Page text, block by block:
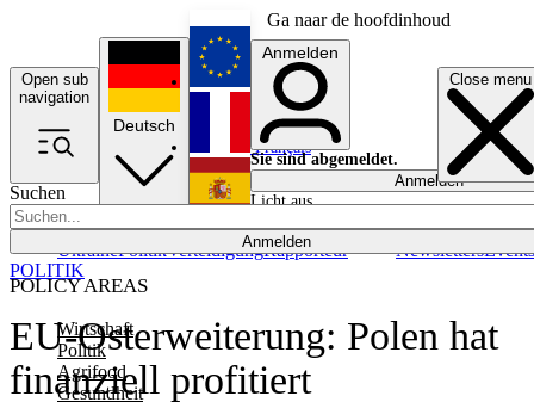
Ga naar de hoofdinhoud
Open sub
navigation
Close menu
Suchen
Anmelden
POLICY AREAS
Wirtschaft
Politik
Agrifood
Gesundheit
UkrainePolitikVerteidigungRapporteur NewslettersEvents
Deutsch
English
Français
Anmelden
Sie sind abgemeldet.
Anmelden
Licht aus
EU-Osterweiterung: Polen hat
finanziell profitiert
POLITIK